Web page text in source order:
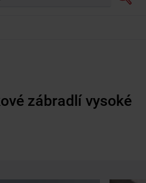
zábradlí vysoké